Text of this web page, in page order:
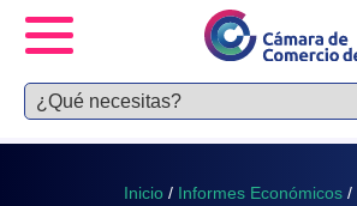
Inicio / Informes Económicos /